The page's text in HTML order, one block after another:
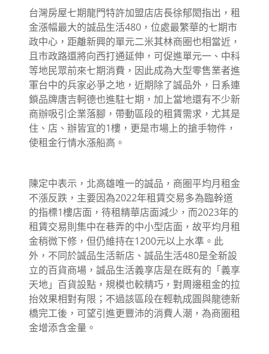
台灣房屋七期龍門特許加盟店店長徐郁閎指出，租
金漲幅最大的誠品生活480，位處最繁華的七期市
政中心，距離新興的單元二米其林商圈也相當近，
且市政路還將向西打通延伸，可促進單元一、中科
等地民眾前來七期消費，因此成為大型零售業者進
軍台中的兵家必爭之地，近期除了誠品外，日系連
鎖品牌唐吉軻德也進駐七期，加上當地還有不少新
商辦吸引企業落腳，帶動區段的租賃需求，尤其是
住、店、辦皆宜的1樓，更是市場上的搶手物件，
使租金行情水漲船高。
陳定中表示，北高雄唯一的誠品，商圈平均月租金
不漲反跌，主要因為2022年租賃交易多為臨幹道
的指標1樓店面，待租精華店面減少，而2023年的
租賃交易則集中在巷弄的中小型店面，故平均月租
金稍微下修，但仍維持在1200元以上水準。此
外，不同於誠品生活新店、誠品生活480是全新設
立的百貨商場，誠品生活義享店是在既有的「義享
天地」百貨設點，規模也較精巧，對周邊租金的拉
抬效果相對有限；不過該區段在輕軌成圓與龍德新
橋完工後，可望引進更豐沛的消費人潮，為商圈租
金增添含金量。